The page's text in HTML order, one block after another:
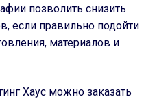
позволить снизить
если правильно подойти
материалов и
Хаус можно заказать